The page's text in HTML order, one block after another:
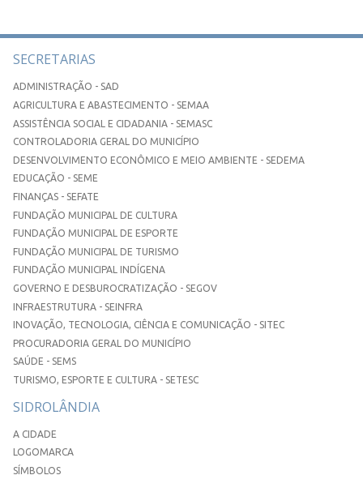
SECRETARIAS
ADMINISTRAÇÃO - SAD
AGRICULTURA E ABASTECIMENTO - SEMAA
ASSISTÊNCIA SOCIAL E CIDADANIA - SEMASC
CONTROLADORIA GERAL DO MUNICÍPIO
DESENVOLVIMENTO ECONÔMICO E MEIO AMBIENTE - SEDEMA
EDUCAÇÃO - SEME
FINANÇAS - SEFATE
FUNDAÇÃO MUNICIPAL DE CULTURA
FUNDAÇÃO MUNICIPAL DE ESPORTE
FUNDAÇÃO MUNICIPAL DE TURISMO
FUNDAÇÃO MUNICIPAL INDÍGENA
GOVERNO E DESBUROCRATIZAÇÃO - SEGOV
INFRAESTRUTURA - SEINFRA
INOVAÇÃO, TECNOLOGIA, CIÊNCIA E COMUNICAÇÃO - SITEC
PROCURADORIA GERAL DO MUNICÍPIO
SAÚDE - SEMS
TURISMO, ESPORTE E CULTURA - SETESC
SIDROLÂNDIA
A CIDADE
LOGOMARCA
SÍMBOLOS